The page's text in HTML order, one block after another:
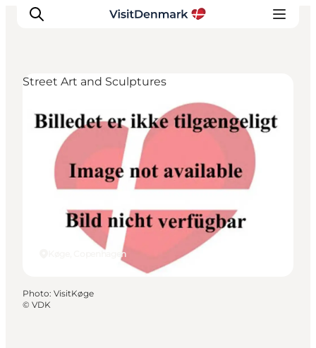
Inspirations
Destinations
Quoi faire
Hébergements
Køge, Copenhagen
Street Art and Sculptures
Photo: VisitKøge
© VDK